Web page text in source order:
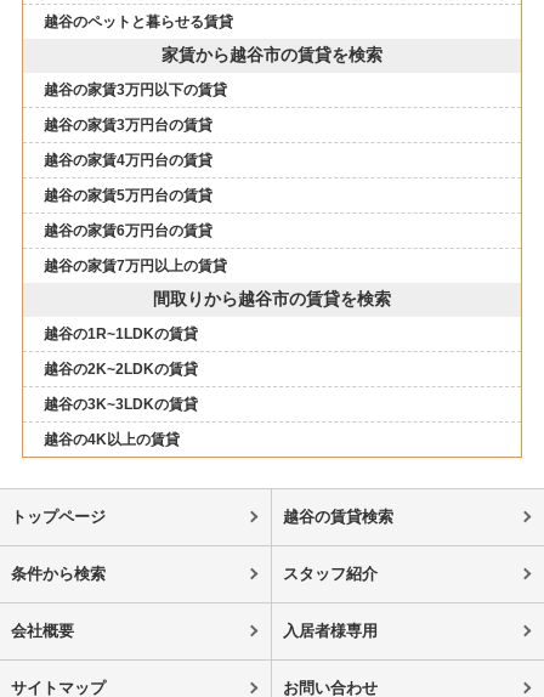
越谷のペットと暮らせる賃貸
家賃から越谷市の賃貸を検索
越谷の家賃3万円以下の賃貸
越谷の家賃3万円台の賃貸
越谷の家賃4万円台の賃貸
越谷の家賃5万円台の賃貸
越谷の家賃6万円台の賃貸
越谷の家賃7万円以上の賃貸
間取りから越谷市の賃貸を検索
越谷の1R~1LDKの賃貸
越谷の2K~2LDKの賃貸
越谷の3K~3LDKの賃貸
越谷の4K以上の賃貸
トップページ 越谷の賃貸検索
条件から検索 スタッフ紹介
会社概要 入居者様専用
サイトマップ お問い合わせ